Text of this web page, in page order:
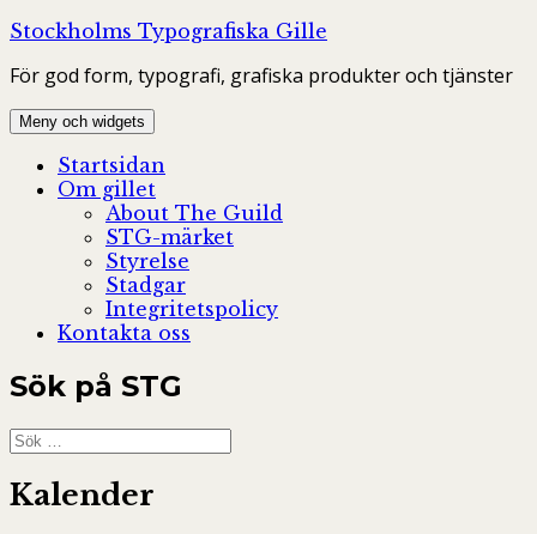
Hoppa
innehåll
Stockholms Typografiska Gille
För god form, typografi, grafiska produkter och tjänster
Meny och widgets
Startsidan
Om gillet
About The Guild
STG-märket
Styrelse
Stadgar
Integritetspolicy
Kontakta oss
Sök på STG
Sök
efter:
Kalender